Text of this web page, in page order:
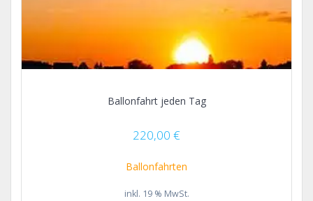
Ballonfahrt jeden Tag
220,00 €
Ballonfahrten
inkl. 19 % MwSt.